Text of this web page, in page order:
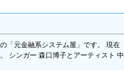
「元金融系システム屋」です。 現在
シンガー 森口博子とアーティスト 中